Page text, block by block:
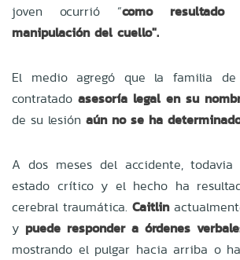
joven ocurrió “como
manipulación del cuello".
El medio agregó que la familia
contratado asesoría legal en su
de su lesión aún no se ha
A dos meses del accidente,
estado crítico y el hecho ha
cerebral traumática. Caitlin
y puede responder a órdenes
mostrando el pulgar hacia arriba o